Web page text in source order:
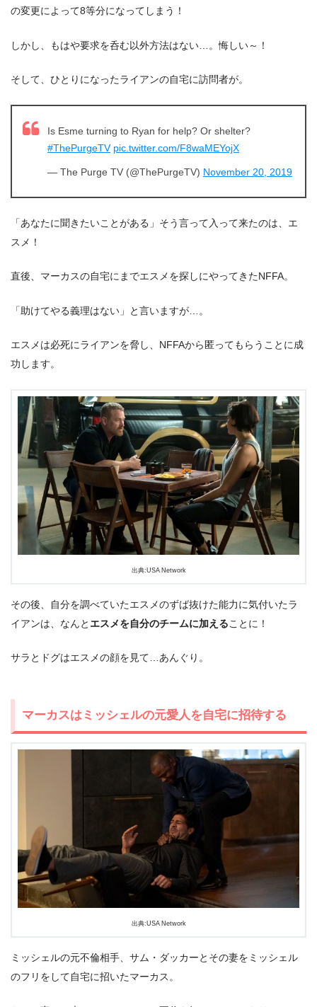
の変更によって8等分になってしまう！
しかし、もはや要求を呑む以外方法はない…。悔しい～！
そして、ひとりになったライアンの自宅に訪問者が。
Is Esme turning to Ryan for help? Or shelter?
#ThePurgeTV pic.twitter.com/F8waMEYojX
— The Purge TV (@ThePurgeTV) November 20, 2019
「あなたに聞きたいことがある」そう言って入って来たのは、エ
スメ！
直後、マーカスの自宅にまでエスメを探しにやってきたNFFA。
「助けてやる義理はない」と言いますが…。
エスメは必死にライアンを脅し、NFFAから匿ってもらうことに成
功します。
出典:USA Network
その後、自分を調べていたエスメのずば抜けた能力に気付いたラ
イアンは、なんと エスメを自分のチームに加えることに！
サラとドグはエスメの顔を見て…あんぐり。
マーカスはミッシェルの元愛人を自宅に招待する
出典:USA Network
ミッシェルの元不倫相手、サム・ダッカーとその妻をミッシェル
のフリをして自宅に招いたマーカス。